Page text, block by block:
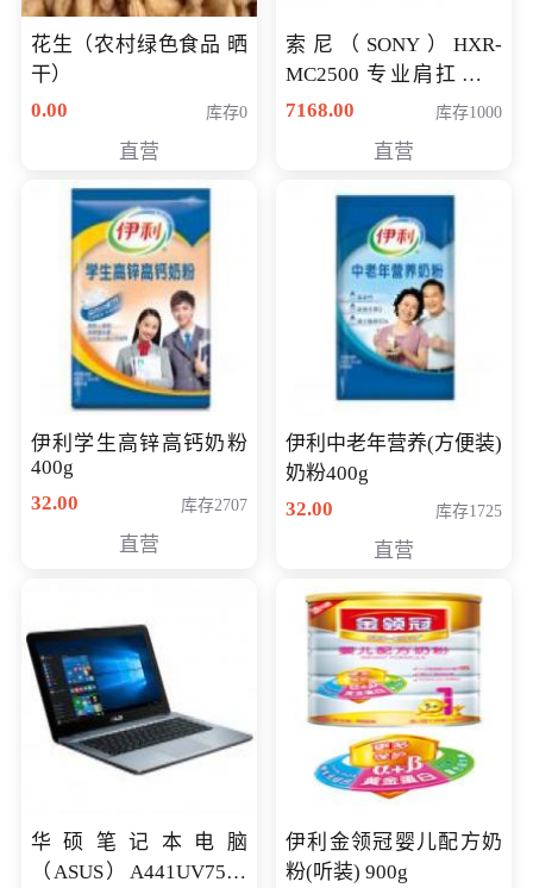
花生（农村绿色食品 晒
干）
0.00
库存0
直营
索尼（SONY）HXR-
MC2500 专业肩扛式存
储卡全高清摄录一体机
清入门级摄像机
7168.00 库存1000
直营
伊利学生高锌高钙奶粉
400g
32.00
库存2707
直营
伊利中老年营养(方便装)
奶粉400g
32.00
库存1725
直营
华硕笔记本电脑
（ASUS）A441UV7500
伊利金领冠婴儿配方奶
粉(听装) 900g